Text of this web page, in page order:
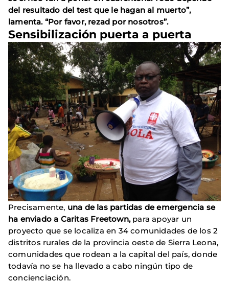
del resultado del test que le hagan al muerto”,
lamenta. “Por favor, rezad por nosotros”.
Sensibilización puerta a puerta
Precisamente, una de las partidas de emergencia se
ha enviado a Caritas Freetown,para apoyar un
proyecto que se localiza en 34 comunidades de los 2
distritos rurales de la provincia oeste de Sierra Leona,
comunidades que rodean a la capital del país, donde
todavía no se ha llevado a cabo ningún tipo de
concienciación.